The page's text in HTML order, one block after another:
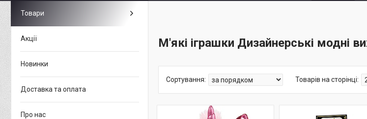
М'які іграшки Дизайнерські модні
Товари
Акції
Новинки
Доставка та оплата
Про нас